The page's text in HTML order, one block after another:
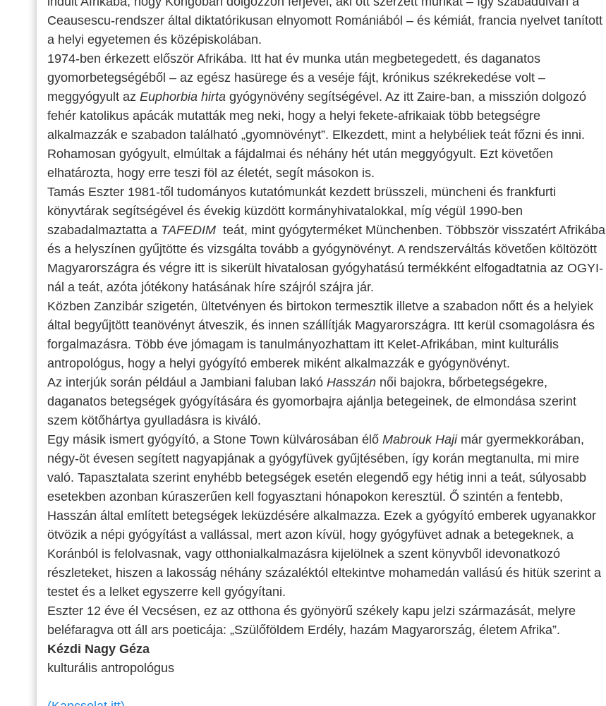
Ceausescu-rendszer által diktatórikusan elnyomott Romániából – és kémiát, francia nyelvet tanított
a helyi egyetemen és középiskolában.
1974-ben érkezett először Afrikába. Itt hat év munka után megbetegedett, és daganatos
gyomorbetegségéből – az egész hasürege és a veséje fájt, krónikus székrekedése volt –
meggyógyult az Euphorbia hirta gyógynövény segítségével. Az itt Zaire-ban, a misszión dolgozó
fehér katolikus apácák mutatták meg neki, hogy a helyi fekete-afrikaiak több betegségre
alkalmazzák e szabadon található „gyomnövényt”. Elkezdett, mint a helybéliek teát főzni és inni.
Rohamosan gyógyult, elmúltak a fájdalmai és néhány hét után meggyógyult. Ezt követően
elhatározta, hogy erre teszi föl az életét, segít másokon is.
Tamás Eszter 1981-től tudományos kutatómunkát kezdett brüsszeli, müncheni és frankfurti
könyvtárak segítségével és évekig küzdött kormányhivatalokkal, míg végül 1990-ben
szabadalmaztatta a TAFEDIM teát, mint gyógyterméket Münchenben. Többször visszatért Afrikába
és a helyszínen gyűjtötte és vizsgálta tovább a gyógynövényt. A rendszerváltás követően költözött
Magyarországra és végre itt is sikerült hivatalosan gyógyhatású termékként elfogadtatnia az OGYI-
nál a teát, azóta jótékony hatásának híre szájról szájra jár.
Közben Zanzibár szigetén, ültetvényen és birtokon termesztik illetve a szabadon nőtt és a helyiek
által begyűjtött teanövényt átveszik, és innen szállítják Magyarországra. Itt kerül csomagolásra és
forgalmazásra. Több éve jómagam is tanulmányozhattam itt Kelet-Afrikában, mint kulturális
antropológus, hogy a helyi gyógyító emberek miként alkalmazzák e gyógynövényt.
Az interjúk során például a Jambiani faluban lakó Hasszán női bajokra, bőrbetegségekre,
daganatos betegségek gyógyítására és gyomorbajra ajánlja betegeinek, de elmondása szerint
szem kötőhártya gyulladásra is kiváló.
Egy másik ismert gyógyító, a Stone Town külvárosában élő Mabrouk Hajimár gyermekkorában,
négy-öt évesen segített nagyapjának a gyógyfüvek gyűjtésében, így korán megtanulta, mi mire
való. Tapasztalata szerint enyhébb betegségek esetén elegendő egy hétig inni a teát, súlyosabb
esetekben azonban kúraszerűen kell fogyasztani hónapokon keresztül. Ő szintén a fentebb,
Hasszán által említett betegségek leküzdésére alkalmazza. Ezek a gyógyító emberek ugyanakkor
ötvözik a népi gyógyítást a vallással, mert azon kívül, hogy gyógyfüvet adnak a betegeknek, a
Koránból is felolvasnak, vagy otthonialkalmazásra kijelölnek a szent könyvből idevonatkozó
részleteket, hiszen a lakosság néhány százaléktól eltekintve mohamedán vallású és hitük szerint a
testet és a lelket egyszerre kell gyógyítani.
Eszter 12 éve él Vecsésen, ez az otthona és gyönyörű székely kapu jelzi származását, melyre
beléfaragva ott áll ars poeticája: „Szülőföldem Erdély, hazám Magyarország, életem Afrika”.
Kézdi Nagy Géza
kulturális antropológus